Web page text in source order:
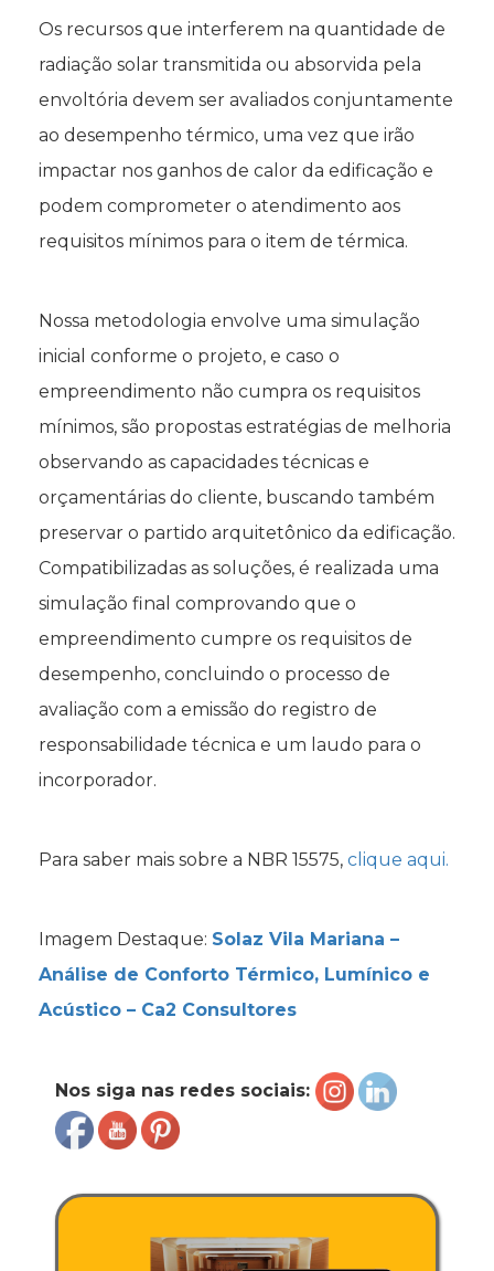
Os recursos que interferem na quantidade de
radiação solar transmitida ou absorvida pela
envoltória devem ser avaliados conjuntamente
ao desempenho térmico, uma vez que irão
impactar nos ganhos de calor da edificação e
podem comprometer o atendimento aos
requisitos mínimos para o item de térmica.
Nossa metodologia envolve uma simulação
inicial conforme o projeto, e caso o
empreendimento não cumpra os requisitos
mínimos, são propostas estratégias de melhoria
observando as capacidades técnicas e
orçamentárias do cliente, buscando também
preservar o partido arquitetônico da edificação.
Compatibilizadas as soluções, é realizada uma
simulação final comprovando que o
empreendimento cumpre os requisitos de
desempenho, concluindo o processo de
avaliação com a emissão do registro de
responsabilidade técnica e um laudo para o
incorporador.
Para saber mais sobre a NBR 15575, clique aqui.
Imagem Destaque: Solaz Vila Mariana –
Análise de Conforto Térmico, Lumínico e
Acústico – Ca2 Consultores
Nos siga nas redes sociais: